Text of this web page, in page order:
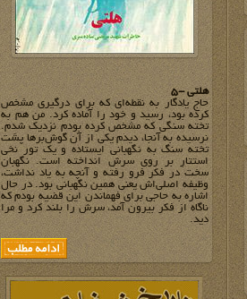
هلتی -5
حاج یادگار به نقطه‌ای که برای درگیری مشخص
کرده بود، رسید و خود را آماده کرد. من هم به
تخته سنگی که مشخص کرده بودم نزدیک شدم.
نرسیده به آنجا، دیدم یکی از آن گوش‌برها پشت
تخته سنگ به نگهبانی ایستاده و یک تور نخی
استتار بر روی سرش انداخته است. نگهبان
سخت در فکر فرو رفته و آنچه به یاد نداشت،
وظیفه اصلی‌اش یعنی همین نگهبانی بود. در حال
اشاره به حاجی برای فهماندن این قضیه بودم که
ناگاه از فکر بیرون آمد، سرش را بلند کرد و مرا
دید.